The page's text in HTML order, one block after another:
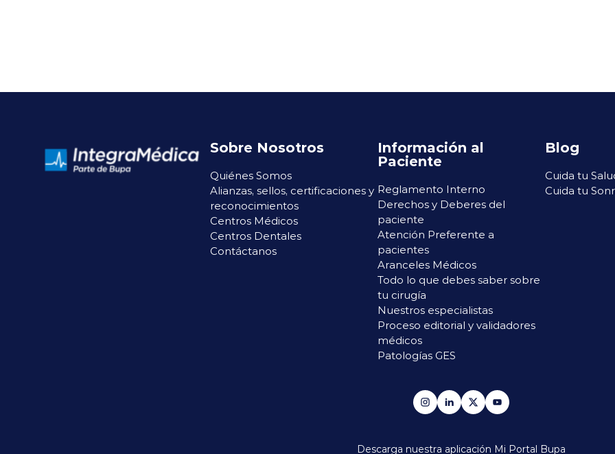
Sobre Nosotros
Quiénes Somos
Alianzas, sellos, certificaciones y
reconocimientos
Centros Médicos
Centros Dentales
Contáctanos
Información al
Paciente
Reglamento Interno
Derechos y Deberes del
paciente
Atención Preferente a
pacientes
Aranceles Médicos
Todo lo que debes saber sobre
tu cirugía
Nuestros especialistas
Proceso editorial y validadores
médicos
Patologías GES
Blog
Cuida tu
Cuida tu
Descarga nuestra aplicación Mi Portal Bupa